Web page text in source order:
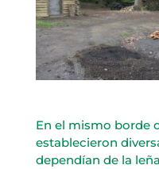
En el mismo borde
establecieron
dependían de la